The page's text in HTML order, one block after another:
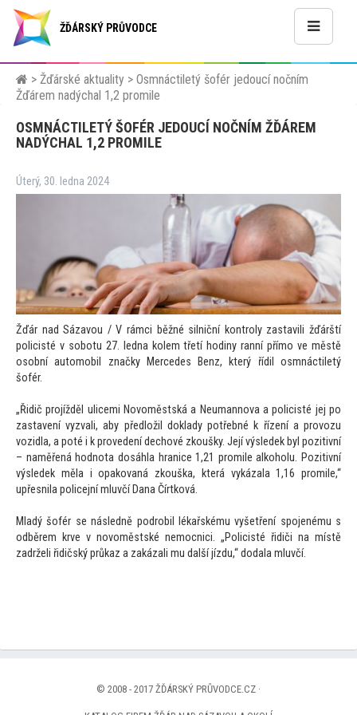
ŽĎÁRSKÝ PRŮVODCE
> Žďárské aktuality > Osmnáctiletý šofér jedoucí nočním
Žďárem nadýchal 1,2 promile
OSMNÁCTILETÝ ŠOFÉR JEDOUCÍ NOČNÍM ŽĎÁREM
NADÝCHAL 1,2 PROMILE
Úterý, 30. ledna 2024
Žďár nad Sázavou / V rámci běžné silniční kontroly zastavili žďárští
policisté v sobotu 27. ledna kolem třetí hodiny ranní přímo ve městě
osobní automobil značky Mercedes Benz, který řídil osmnáctiletý
šofér.
„Řidič projížděl ulicemi Novoměstská a Neumannova a policisté jej po
zastavení vyzvali, aby předložil doklady potřebné k řízení a provozu
vozidla, a poté i k provedení dechové zkoušky. Její výsledek byl pozitivní
– naměřená hodnota dosáhla hranice 1,21 promile alkoholu. Pozitivní
výsledek měla i opakovaná zkouška, která vykázala 1,16 promile,“
upřesnila policejní mluvčí Dana Čírtková.
Mladý šofér se následně podrobil lékařskému vyšetření spojenému s
odběrem krve v novoměstské nemocnici. „Policisté řidiči na místě
zadrželi řidičský průkaz a zakázali mu další jízdu,“ dodala mluvčí.
© 2008 - 2017 ŽĎÁRSKÝ PRŮVODCE.CZ ·